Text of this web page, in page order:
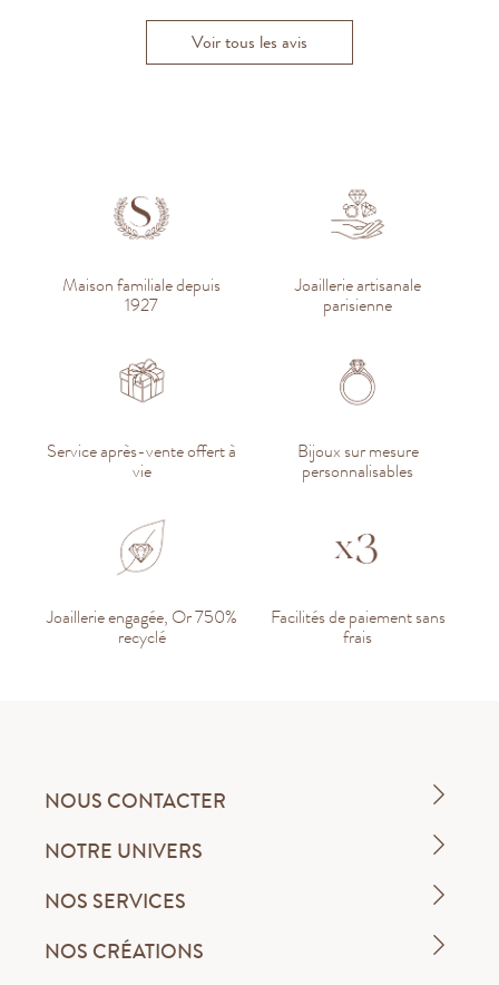
Voir tous les avis
Maison familiale depuis
1927
Joaillerie artisanale
parisienne
Service après-vente offert à
vie
Bijoux sur mesure
personnalisables
Joaillerie engagée, Or 750%
recyclé
Facilités de paiement sans
frais
NOUS CONTACTER
NOTRE UNIVERS
NOS SERVICES
NOS CRÉATIONS